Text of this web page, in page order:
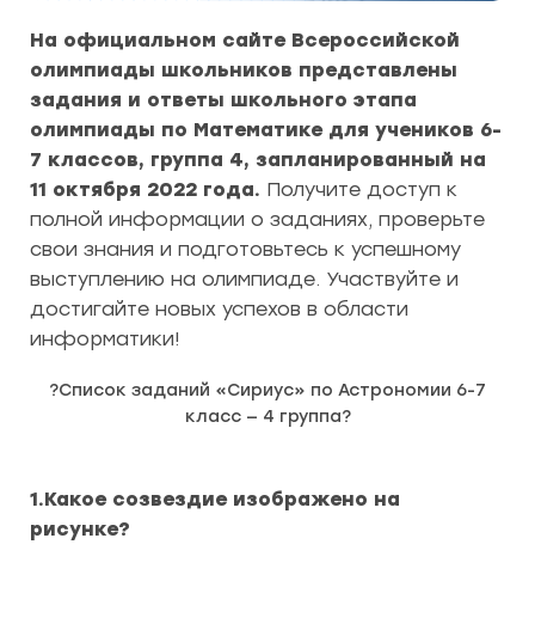
На официальном сайте Всероссийской
олимпиады школьников представлены
задания и ответы школьного этапа
олимпиады по Математике для учеников 6-
7 классов, группа 4, запланированный на
11 октября 2022 года. Получите доступ к
полной информации о заданиях, проверьте
свои знания и подготовьтесь к успешному
выступлению на олимпиаде. Участвуйте и
достигайте новых успехов в области
информатики!
?Список заданий «Сириус» по Астрономии 6-7
класс — 4 группа?
1.Какое созвездие изображено на
рисунке?